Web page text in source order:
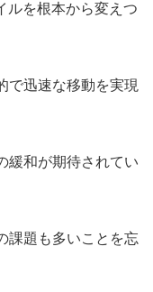
ルを根本から変えつ
で迅速な移動を実現
緩和が期待されてい
課題も多いことを忘